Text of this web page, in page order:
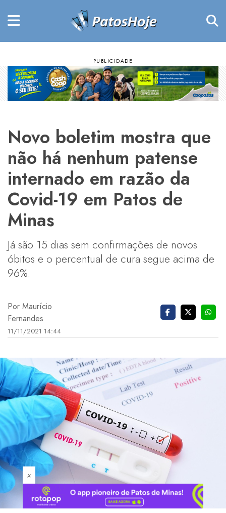
Novo boletim mostra que
não há nenhum patense
internado em razão da
Covid-19 em Patos de
Minas
Já são 15 dias sem confirmações de novos
óbitos e o percentual de cura segue acima de
96%.
Por Maurício
Fernandes
11/11/2021 14:44
×